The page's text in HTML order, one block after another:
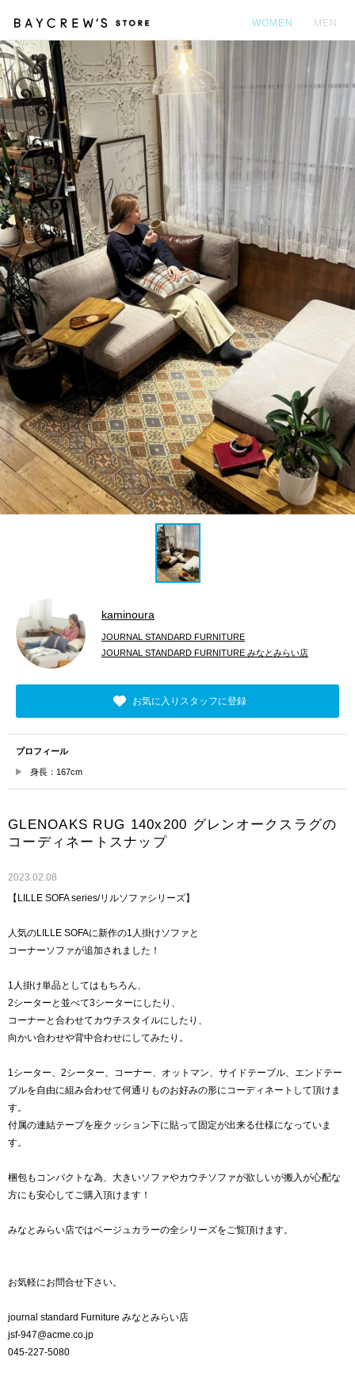
WOMEN MEN
kaminoura
JOURNAL STANDARD FURNITURE
JOURNAL STANDARD FURNITURE みなとみらい店
お気に入りスタッフに登録
プロフィール
身長：167cm
GLENOAKS RUG 140x200 グレンオークスラグの
コーディネートスナップ
2023.02.08
【LILLE SOFA series/リルソファシリーズ】
人気のLILLE SOFAに新作の1人掛けソファと
コーナーソファが追加されました！
1人掛け単品としてはもちろん、
2シーターと並べて3シーターにしたり、
コーナーと合わせてカウチスタイルにしたり、
向かい合わせや背中合わせにしてみたり。
1シーター、2シーター、コーナー、オットマン、サイドテーブル、エンドテー
ブルを自由に組み合わせて何通りものお好みの形にコーディネートして頂けま
す。
付属の連結テープを座クッション下に貼って固定が出来る仕様になっていま
す。
梱包もコンパクトな為、大きいソファやカウチソファが欲しいが搬入が心配な
方にも安心してご購入頂けます！
みなとみらい店ではベージュカラーの全シリーズをご覧頂けます。
お気軽にお問合せ下さい。
journal standard Furniture みなとみらい店
jsf-947@acme.co.jp
045-227-5080